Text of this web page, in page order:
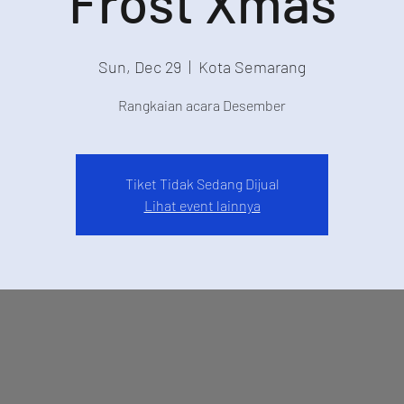
Sun, Dec 29
  |
Kota Semarang
Rangkaian acara Desember
Tiket Tidak Sedang Dijual
Lihat event lainnya